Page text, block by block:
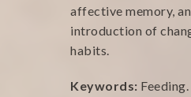
affective memory,
introduction of
habits.
Keywords: